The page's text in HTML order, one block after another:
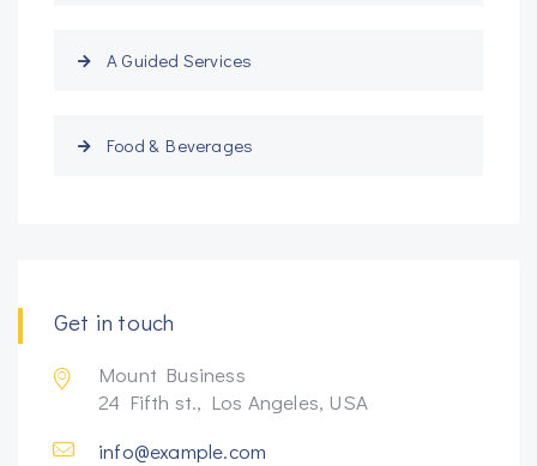
A Guided Services
Food & Beverages
Get in touch
Mount Business
24 Fifth st., Los Angeles, USA
info@example.com